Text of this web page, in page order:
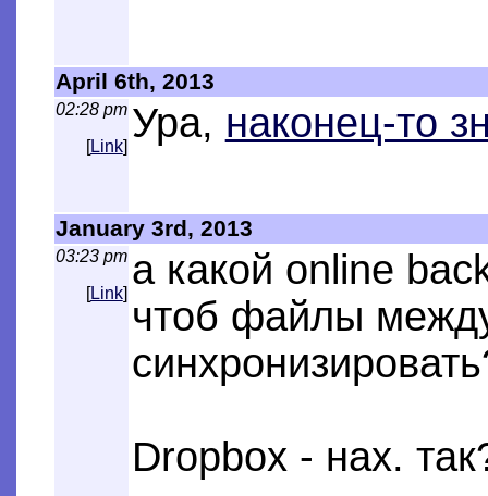
April 6th, 2013
02:28 pm
[Link]
Ура, наконец-то
January 3rd, 2013
03:23 pm
[Link]
а какой online
чтоб файлы
Dropbox - нах.